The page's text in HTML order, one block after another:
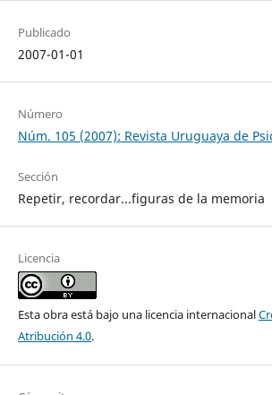
Publicado
2007-01-01
Número
Núm. 105 (2007): Revista Uruguaya de
Sección
Repetir, recordar...figuras de la memoria
Licencia
Esta obra está bajo una licencia internacional
Atribución 4.0.